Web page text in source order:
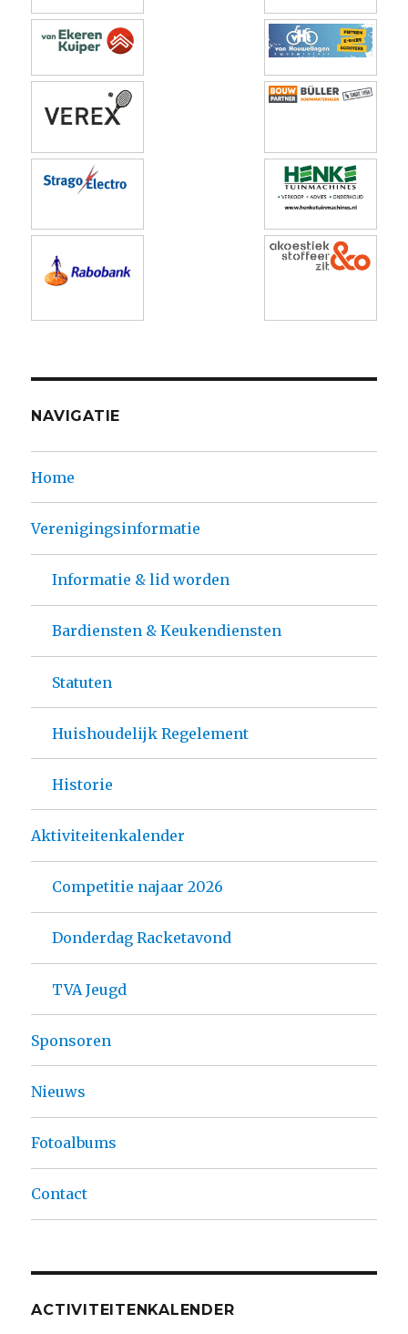
NAVIGATIE
Home
Verenigingsinformatie
Informatie & lid worden
Bardiensten & Keukendiensten
Statuten
Huishoudelijk Regelement
Historie
Aktiviteitenkalender
Competitie najaar 2026
Donderdag Racketavond
TVA Jeugd
Sponsoren
Nieuws
Fotoalbums
Contact
ACTIVITEITENKALENDER